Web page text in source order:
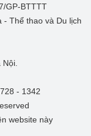
GP-BTTTT
- Thể thao và Du lịch
- 1342
website này